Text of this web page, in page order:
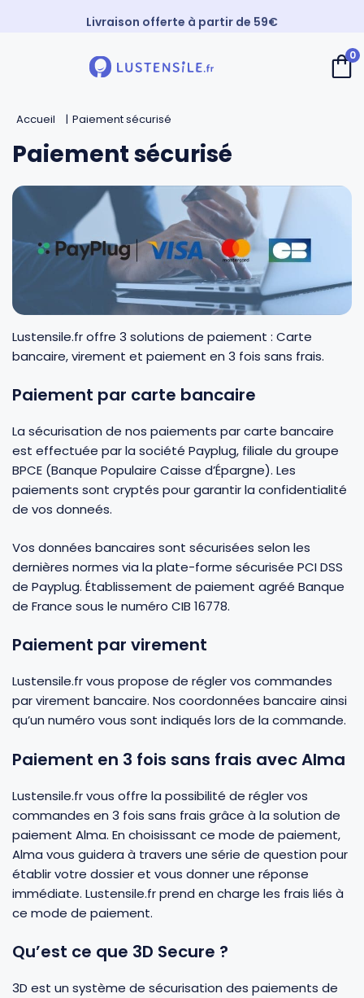
Livraison offerte à partir de 59€
Spatules
Louches
Écumoires
Baguettes
Presse-agrumes
Râteaux
Rouleaux
Glaçons
Tires-bouchons
Couteaux d’office
Couteaux Santoku
Couteaux bec d’oiseau
Couteaux dentés
Couteaux à huîtres
Couteaux à pain
Couteaux tranchelard
Évideurs
Couteaux de poche
Aiguiseurs
Planches à découper
Faitouts et cocottes
Woks
Moules
Cercles à tarte
Manches et poignées
Mirontaine
Roger Orfèvre
Jean Dubost
Opinel
De Buyer
Tefal
Pyrex
0
Accueil Paiement sécurisé
Paiement sécurisé
Lustensile.fr offre 3 solutions de paiement : Carte
bancaire, virement et paiement en 3 fois sans frais.
Paiement par carte bancaire
La sécurisation de nos paiements par carte bancaire
est effectuée par la société Payplug, filiale du groupe
BPCE (Banque Populaire Caisse d’Épargne). Les
paiements sont cryptés pour garantir la confidentialité
de vos donneés.
Vos données bancaires sont sécurisées selon les
dernières normes via la plate-forme sécurisée PCI DSS
de Payplug. Établissement de paiement agréé Banque
de France sous le numéro CIB 16778.
Paiement par virement
Lustensile.fr vous propose de régler vos commandes
par virement bancaire. Nos coordonnées bancaire ainsi
qu’un numéro vous sont indiqués lors de la commande.
Paiement en 3 fois sans frais avec Alma
Lustensile.fr vous offre la possibilité de régler vos
commandes en 3 fois sans frais grâce à la solution de
paiement Alma. En choisissant ce mode de paiement,
Alma vous guidera à travers une série de question pour
établir votre dossier et vous donner une réponse
immédiate. Lustensile.fr prend en charge les frais liés à
ce mode de paiement.
Qu’est ce que 3D Secure ?
3D est un système de sécurisation des paiements de